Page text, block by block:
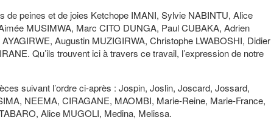
peines et de joies Ketchope IMANI, Sylvie NABINTU, Alice
MUSIMWA, Marc CITO DUNGA, Paul CUBAKA, Adrien
Augustin MUZIGIRWA, Christophe LWABOSHI, Didier
Qu’ils trouvent ici à travers ce travail, l’expression de notre
suivant l’ordre ci-après : Jospin, Joslin, Joscard, Jossard,
NEEMA, CIRAGANE, MAOMBI, Marie-Reine, Marie-France,
Alice MUGOLI, Medina, Melissa.